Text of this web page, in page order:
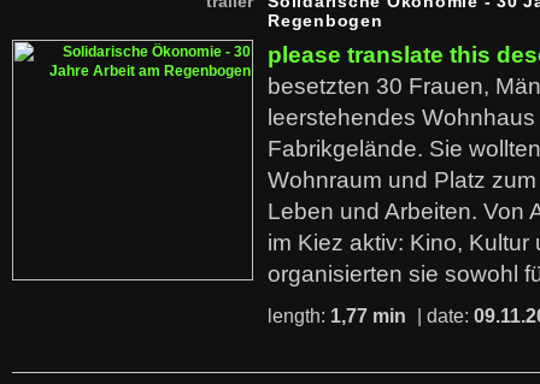
Regenbogen
please translate this
besetzten 30 Frauen,
leerstehendes
Fabrikgelände. Sie
Wohnraum und Platz
Leben und Arbeiten. Von
im Kiez aktiv: Kino,
organisierten sie sowohl
length: 1,77 min | date: